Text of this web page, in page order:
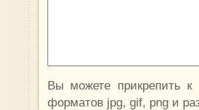
Вы можете прикрепить
форматов jpg, gif, png и